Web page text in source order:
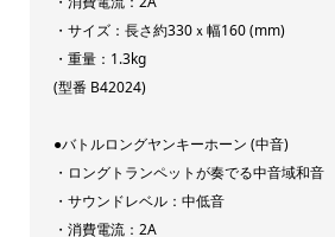
キ
ー
・サイズ：長さ約330ｘ幅160 (mm)
・重量：1.3kg
(型番 B42024)
●バトルロングヤンキーホーン (中音)
・ロングトランペットが奏でる中音域和音
・サウンドレベル：中低音
・消費電流：2A